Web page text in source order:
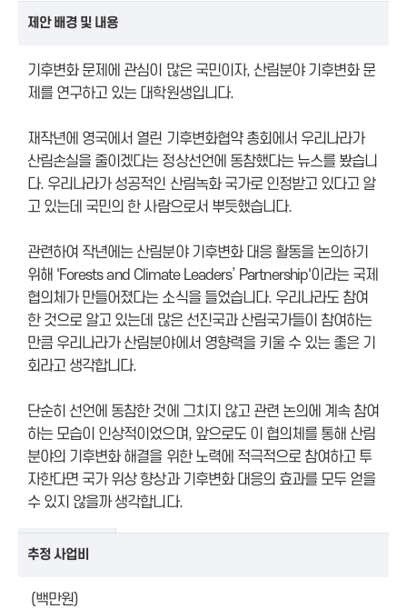
제안 배경 및 내용
기후변화 문제에 관심이 많은 국민이자, 산림분야 기후변화 문
제를 연구하고 있는 대학원생입니다.
재작년에 영국에서 열린 기후변화협약 총회에서 우리나라가
산림손실을 줄이겠다는 정상선언에 동참했다는 뉴스를 봤습니
다. 우리나라가 성공적인 산림녹화 국가로 인정받고 있다고 알
고 있는데 국민의 한 사람으로서 뿌듯했습니다.
관련하여 작년에는 산림분야 기후변화 대응 활동을 논의하기
위해 'Forests and Climate Leaders’ Partnership'이라는 국제
협의체가 만들어졌다는 소식을 들었습니다. 우리나라도 참여
한 것으로 알고 있는데 많은 선진국과 산림국가들이 참여하는
만큼 우리나라가 산림분야에서 영향력을 키울 수 있는 좋은 기
회라고 생각합니다.
단순히 선언에 동참한 것에 그치지 않고 관련 논의에 계속 참여
하는 모습이 인상적이었으며, 앞으로도 이 협의체를 통해 산림
분야의 기후변화 해결을 위한 노력에 적극적으로 참여하고 투
자한다면 국가 위상 향상과 기후변화 대응의 효과를 모두 얻을
수 있지 않을까 생각합니다.
추정 사업비
(백만원)